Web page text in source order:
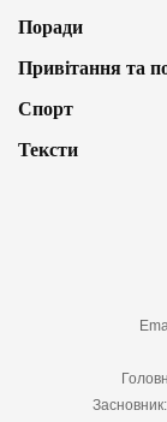
Поради
Привітання та
Спорт
Тексти